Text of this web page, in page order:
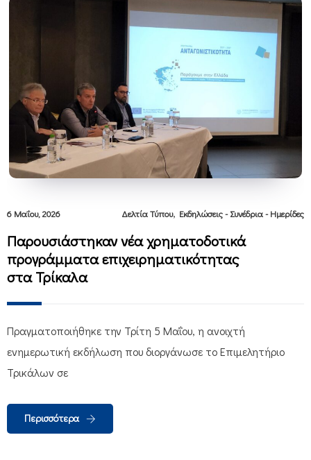
6 Μαΐου, 2026 Δελτία Τύπου, Εκδηλώσεις - Συνέδρια - Ημερίδες
Παρουσιάστηκαν νέα χρηματοδοτικά
προγράμματα επιχειρηματικότητας
στα Τρίκαλα
Πραγματοποιήθηκε την Τρίτη 5 Μαΐου, η ανοιχτή
ενημερωτική εκδήλωση που διοργάνωσε το Επιμελητήριο
Τρικάλων σε
Περισσότερα